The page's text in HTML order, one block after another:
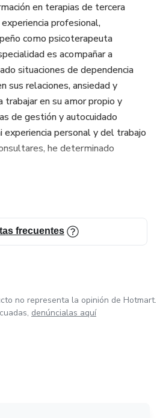
en terapias de tercera
profesional,
como psicoterapeuta
es acompañar a
situaciones de dependencia
sus relaciones, ansiedad y
trabajar en su amor propio y
de gestión y autocuidado
personal y del trabajo
he determinado
frecuentes
no representa la opinión de Hotmart.
denúncialas aquí